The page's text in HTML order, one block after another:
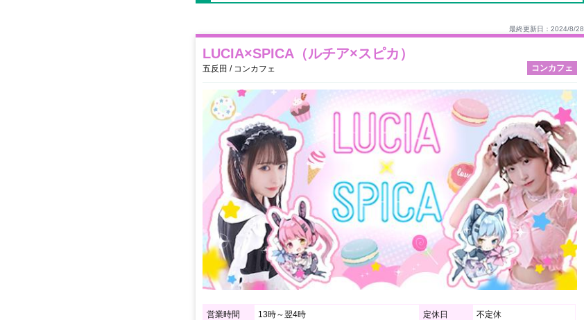
最終更新日：2024/8/28
LUCIA×SPICA（ルチア×スピカ）
五反田 / コンカフェ コンカフェ
営業時間 13時～翌4時 定休日 不定休